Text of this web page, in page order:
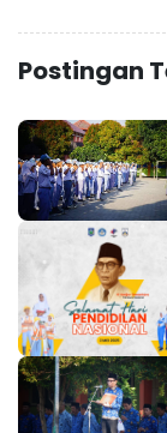
Postingan